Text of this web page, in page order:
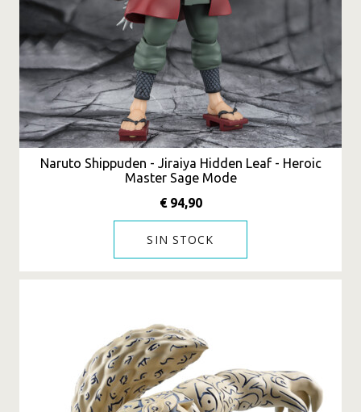
Naruto Shippuden - Jiraiya Hidden Leaf - Heroic
Master Sage Mode
€ 94,90
SIN STOCK